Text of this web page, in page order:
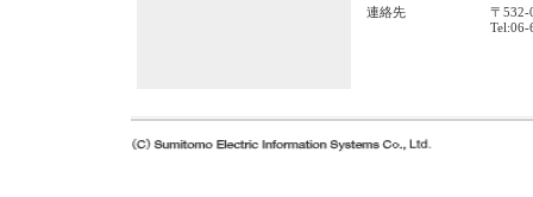
連絡先
〒